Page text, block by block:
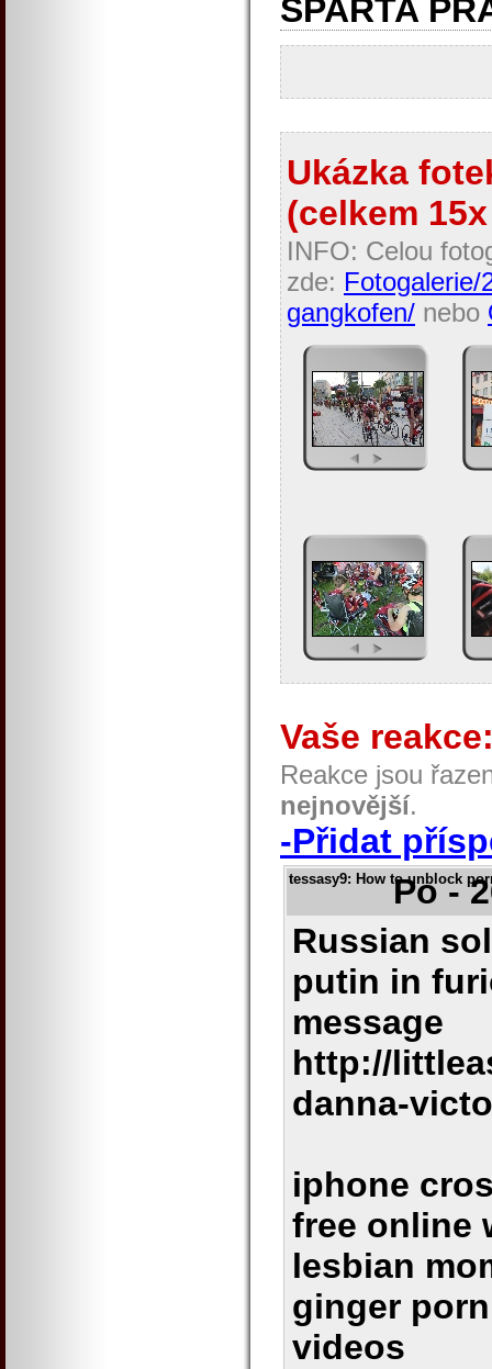
SPARTA
Ukázka
(celkem
INFO: Celou
zde: Fotogalerie/
gangkofen/ nebo
Vaše
Reakce jsou
nejnovější.
-Přidat
tessasy9: How to unblock
Po -
Russian
putin in
message
http://
danna-
iphone
free online
lesbian
ginger
videos